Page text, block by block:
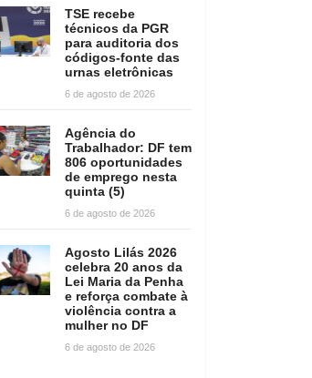
TSE recebe
técnicos da PGR
para auditoria dos
códigos-fonte das
urnas eletrônicas
6 de agosto de 2026
Agência do
Trabalhador: DF tem
806 oportunidades
de emprego nesta
quinta (5)
6 de agosto de 2026
Agosto Lilás 2026
celebra 20 anos da
Lei Maria da Penha
e reforça combate à
violência contra a
mulher no DF
6 de agosto de 2026